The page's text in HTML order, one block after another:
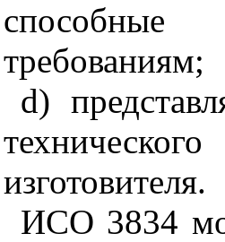
способные
требованиям;
d)
изготовителя.
ИСО 3834